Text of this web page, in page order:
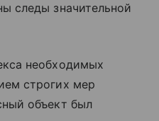
следы значительной
необходимых
строгих мер
объект был